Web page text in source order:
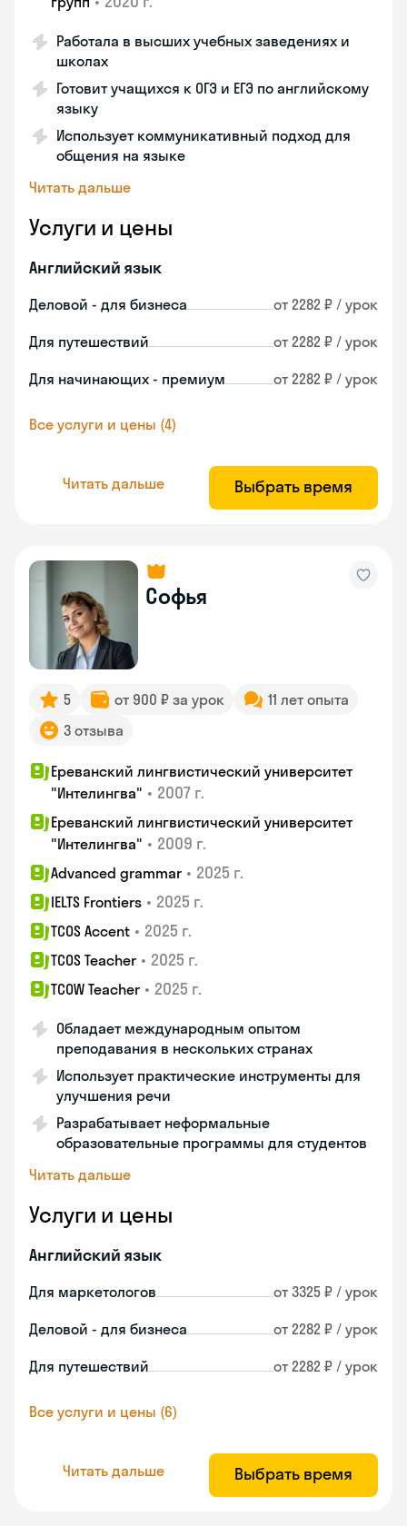
Работала в высших учебных заведениях и
школах
Готовит учащихся к ОГЭ и ЕГЭ по английскому
языку
Использует коммуникативный подход для
общения на языке
Читать дальше
Услуги и цены
Английский язык
Деловой - для бизнеса от 2282 ₽ / урок
Для путешествий от 2282 ₽ / урок
Для начинающих - премиум от 2282 ₽ / урок
Все услуги и цены (4)
Читать дальше Выбрать время
Софья
5 от 900 ₽ за урок
11 лет опыта
3 отзыва
Ереванский лингвистический университет
"Интелингва" • 2007 г.
Ереванский лингвистический университет
"Интелингва" • 2009 г.
Advanced grammar • 2025 г.
IELTS Frontiers • 2025 г.
TCOS Accent • 2025 г.
TCOS Teacher • 2025 г.
TCOW Teacher • 2025 г.
Обладает международным опытом
преподавания в нескольких странах
Использует практические инструменты для
улучшения речи
Разрабатывает неформальные
образовательные программы для студентов
Читать дальше
Услуги и цены
Английский язык
Для маркетологов от 3325 ₽ / урок
Деловой - для бизнеса от 2282 ₽ / урок
Для путешествий от 2282 ₽ / урок
Все услуги и цены (6)
Читать дальше Выбрать время